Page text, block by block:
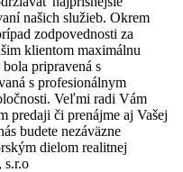
našich služieb. Okrem
zodpovednosti za
klientom maximálnu
pripravená s
s profesionálnym
Veľmi radi Vám
predaji či prenájme aj Vašej
budete nezáväzne
dielom realitnej